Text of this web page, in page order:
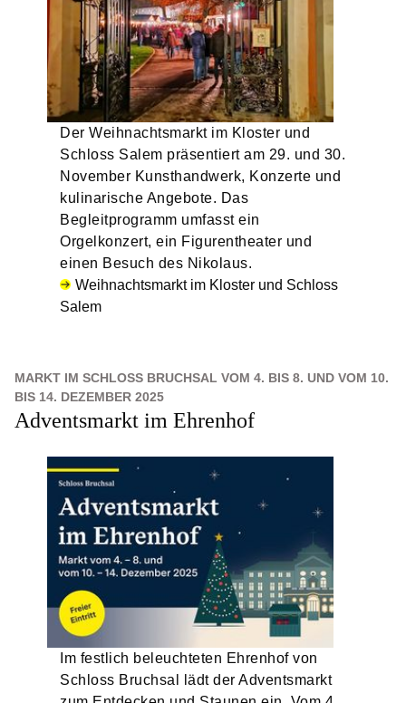
Der Weihnachtsmarkt im Kloster und
Schloss Salem präsentiert am 29. und 30.
November Kunsthandwerk, Konzerte und
kulinarische Angebote. Das
Begleitprogramm umfasst ein
Orgelkonzert, ein Figurentheater und
einen Besuch des Nikolaus.
Weihnachtsmarkt im Kloster und Schloss
Salem
MARKT IM SCHLOSS BRUCHSAL VOM 4. BIS 8. UND VOM 10.
BIS 14. DEZEMBER 2025
Adventsmarkt im Ehrenhof
Im festlich beleuchteten Ehrenhof von
Schloss Bruchsal lädt der Adventsmarkt